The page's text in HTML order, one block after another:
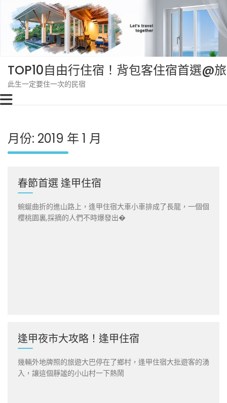
content
TOP10自由行住宿！背包客住宿首選@
此生一定要住一次的民宿
月份: 2019 年 1 月
春節首選 逢甲住宿
蜿蜒曲折的進山路上，逢甲住宿大車小車排成了長龍，一個個
櫻桃園裏,採摘的人們不時爆發出�
逢甲夜市大攻略！逢甲住宿
幾輛外地牌照的旅遊大巴停在了鄉村，逢甲住宿大批遊客的湧
入，讓這個靜謐的小山村一下熱鬧